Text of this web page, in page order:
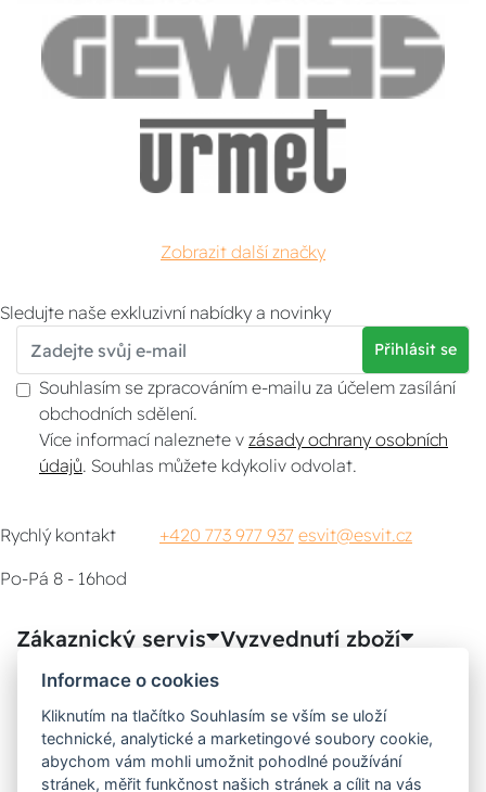
Zobrazit další značky
Sledujte naše exkluzivní nabídky a novinky
Přihlásit se
Souhlasím se zpracováním e-mailu za účelem zasílání
obchodních sdělení.
Více informací naleznete v zásady ochrany osobních
údajů . Souhlas můžete kdykoliv odvolat.
Rychlý kontakt +420 773 977 937 esvit@esvit.cz
Po-Pá 8 - 16hod
Zákaznický servis Vyzvednutí zboží
Poradna
Možnosti dopravy
Informace o cookies
Kliknutím na tlačítko Souhlasím se vším se uloží
technické, analytické a marketingové soubory cookie,
abychom vám mohli umožnit pohodlné používání
stránek, měřit funkčnost našich stránek a cílit na vás